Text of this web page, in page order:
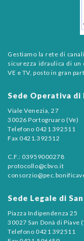
Gestiamo la rete di
sicurezza idraulica di
VE e TV, posto in gran
Sede Operativa
Viale Venezia, 27
30026 Portogruaro (Ve)
Telefono 0421 392511
Fax 0421.392512
C.F.: 03959000278
protocollo@cbvo.it
Sede Legale di
Piazza Indipendenza 25
30027 San Donà di Piave
Telefono 0421 392511